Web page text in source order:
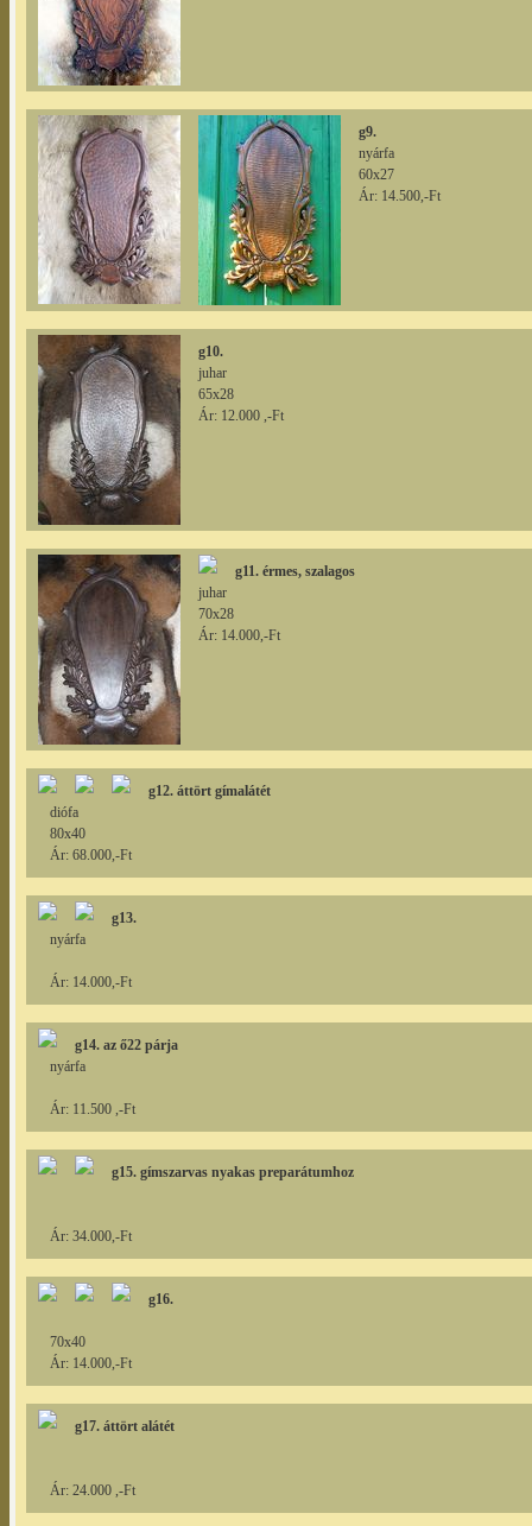
g9.
nyárfa
60x27
Ár: 14.500,-Ft
g10.
juhar
65x28
Ár: 12.000 ,-Ft
g11. érmes, szalagos
juhar
70x28
Ár: 14.000,-Ft
g12. áttört gímalátét
diófa
80x40
Ár: 68.000,-Ft
g13.
nyárfa
Ár: 14.000,-Ft
g14. az ő22 párja
nyárfa
Ár: 11.500 ,-Ft
g15. gímszarvas nyakas preparátumhoz
Ár: 34.000,-Ft
g16.
70x40
Ár: 14.000,-Ft
g17. áttört alátét
Ár: 24.000 ,-Ft